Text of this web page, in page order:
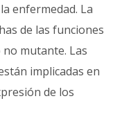
enfermedad. La
de las funciones
no mutante. Las
implicadas en
de los